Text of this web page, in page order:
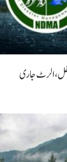
الرٹ جاری